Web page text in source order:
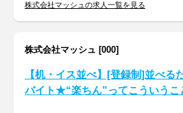
株式会社マッシュの求人一覧を見る
株式会社マッシュ [000]
【机・イス並べ】[登録制]並べる
バイト★“楽ちん”ってこういうこ